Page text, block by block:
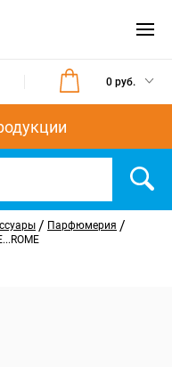
0 руб.
/ Парфюмерия /